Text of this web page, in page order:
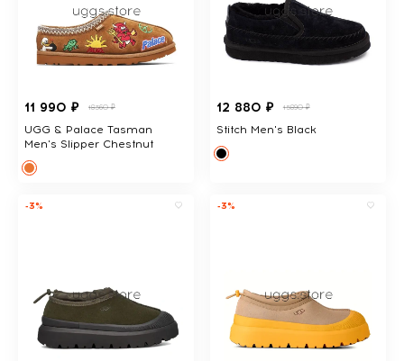
11 990 ₽ 18360 ₽
UGG & Palace Tasman
Men's Slipper Chestnut
12 880 ₽ 15890 ₽
Stitch Men's Black
-3% -3%